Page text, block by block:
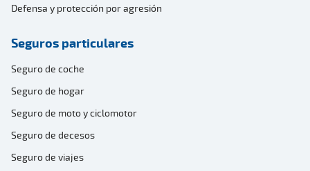
Defensa y protección por agresión
Seguros particulares
Seguro de coche
Seguro de hogar
Seguro de moto y ciclomotor
Seguro de decesos
Seguro de viajes